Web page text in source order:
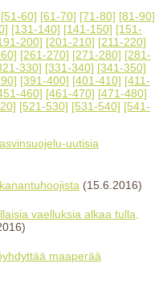
[51-60] [61-70] [71-80] [81-90]
[131-140] [141-150] [151-
200] [201-210] [211-220]
[261-270] [271-280] [281-
330] [331-340] [341-350]
[391-400] [401-410] [411-
460] [461-470] [471-480]
[521-530] [531-540] [541-
uutisia
(15.6.2016)
vaelluksia alkaa tulla,
maaperää